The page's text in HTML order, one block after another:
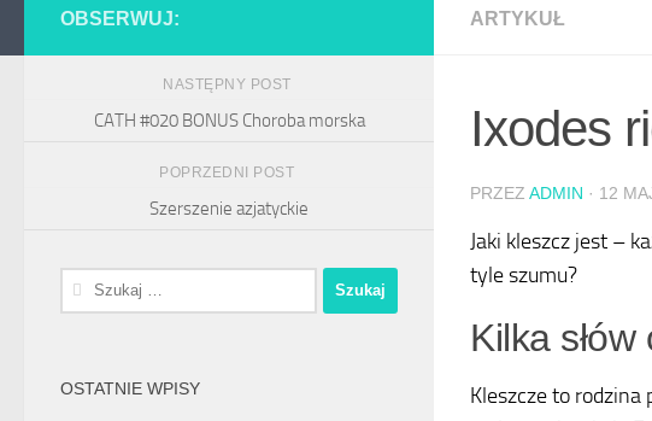
ARTYKUŁ
Ixodes
PRZEZ ADMIN · 12
Jaki kleszcz jest –
tyle szumu?
Kilka
Kleszcze to
OBSERWUJ:
NASTĘPNY POST
CATH #020 BONUS Choroba morska
POPRZEDNI POST
Szerszenie azjatyckie
Szukaj:
OSTATNIE WPISY